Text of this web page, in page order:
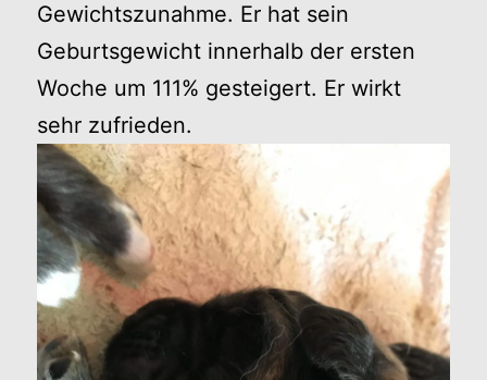
Gewichtszunahme. Er hat sein
Geburtsgewicht innerhalb der ersten
Woche um 111% gesteigert. Er wirkt
sehr zufrieden.